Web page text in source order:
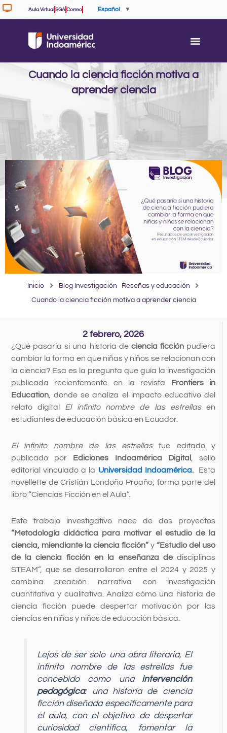
Ir
al
Aula Virtual SGA Correo Español ▼
Cuando la ciencia ficción motiva a
aprender ciencia
Inicio Blog Investigación
Reseñas y educación
Cuando la ciencia ficción motiva a aprender ciencia
2 febrero, 2026
¿Qué pasaría si una historia de ciencia ficción pudiera
cambiar la forma en que niñas y niños se relacionan con
la ciencia? Esa es la pregunta que guía la investigación
publicada recientemente en la revista Frontiers in
Education, donde se analiza el impacto educativo del
relato digital El infinito nombre de las estrellasen
estudiantes de educación básica en Ecuador.
El infinito nombre de las estrellasfue editado y
publicado por Ediciones Indoamérica Digital
, sello
editorial vinculado a la Universidad Indoamérica. Esta
novellette de Cristián Londoño Proaño, forma parte del
libro “Ciencias Ficción en el Aula”.
Este trabajo investigativo nace de dos proyectos
“Metodología didáctica para motivar el estudio de la
ciencia, miendiante la ciencia ficción” y“Estudio del uso
de la ciencia ficción en la enseñanza dedisciplinas
STEAM”, que se desarrollaron entre el 2024 y 2025 y
combina creación narrativa con investigación
cuantitativa y cualitativa. Analiza cómo una historia de
ciencia ficción puede despertar motivación por las
ciencias en niñas y niños de educación básica.
Lejos de ser solo una obra literaria, El
infinito nombre de las estrellasfue
concebido como una intervención
pedagógica: una historia de ciencia
ficción diseñada específicamente para
el aula, con el objetivo de despertar
curiosidad científica, fomentar la